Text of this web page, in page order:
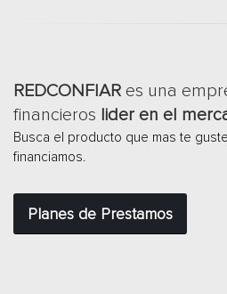
REDCONFIAR es una
financieros lider en el
Busca el producto que mas te
financiamos.
Planes de Prestamos